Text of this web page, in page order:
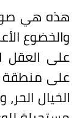
هذه هي
والخضوع
على العقل
على منطقة
الخيال